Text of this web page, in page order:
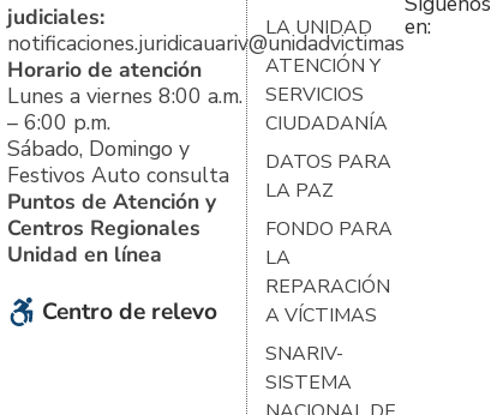
judiciales:
notificaciones.juridicauariv@unidadvictimas.gov.co
Horario de atención
Lunes a viernes 8:00 a.m.
– 6:00 p.m.
Sábado, Domingo y
Festivos Auto consulta
Puntos de Atención y
Centros Regionales
Unidad en línea
Centro de relevo
LA UNIDAD
ATENCIÓN Y
SERVICIOS
CIUDADANÍA
DATOS PARA
LA PAZ
FONDO PARA
LA
REPARACIÓN
A VÍCTIMAS
SNARIV-
SISTEMA
en: